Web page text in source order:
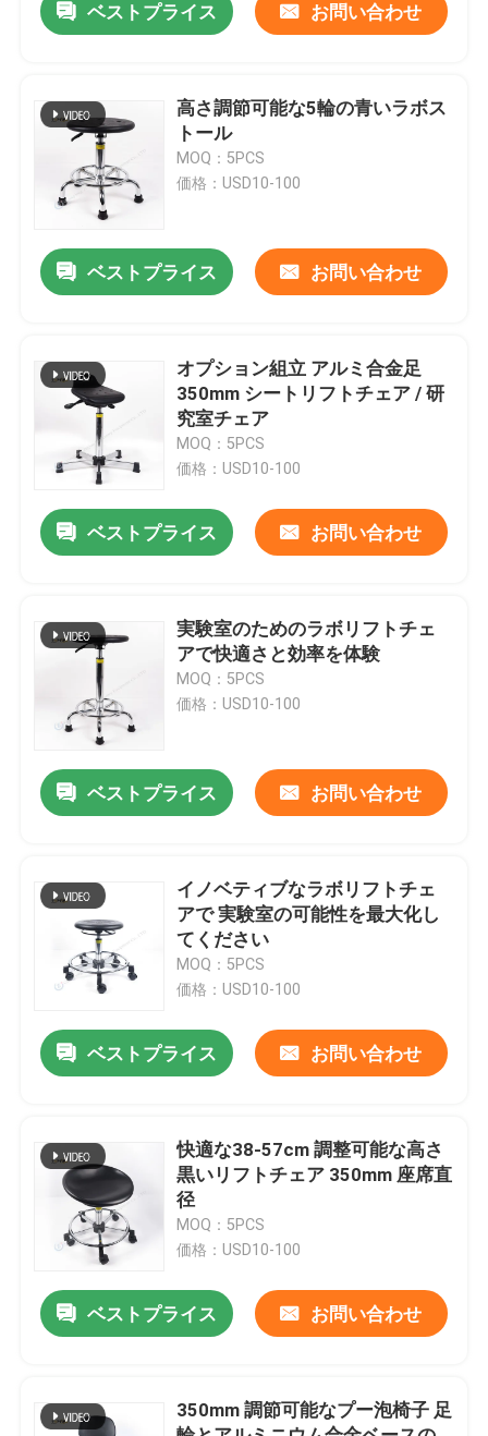
ホーム
VRショー
会社案内
品質管理
お問い合わせ
見積依頼
実験室の発煙のフード
ベストプライス お問い合わせ
高さ調節可能な5輪の青いラボス
トール
MOQ：5PCS
価格：USD10-100
ベストプライス お問い合わせ
オプション組立 アルミ合金足
350mm シートリフトチェア / 研
究室チェア
MOQ：5PCS
価格：USD10-100
ベストプライス お問い合わせ
実験室のためのラボリフトチェ
アで快適さと効率を体験
MOQ：5PCS
価格：USD10-100
ベストプライス お問い合わせ
イノベティブなラボリフトチェ
アで 実験室の可能性を最大化し
てください
MOQ：5PCS
価格：USD10-100
ベストプライス お問い合わせ
快適な38-57cm 調整可能な高さ
黒いリフトチェア 350mm 座席直
径
MOQ：5PCS
価格：USD10-100
ベストプライス お問い合わせ
350mm 調節可能なプー泡椅子 足